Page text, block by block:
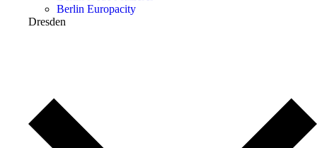
Berlin Europacity
Dresden